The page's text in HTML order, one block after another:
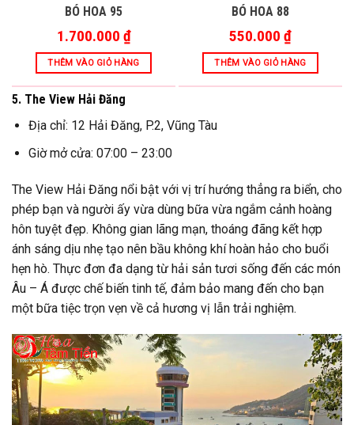
BÓ HOA 95
1.700.000 ₫
THÊM VÀO GIỎ HÀNG
BÓ HOA 88
550.000 ₫
THÊM VÀO GIỎ HÀNG
5. The View Hải Đăng
Địa chỉ: 12 Hải Đăng, P.2, Vũng Tàu
Giờ mở cửa: 07:00 – 23:00
The View Hải Đăng nổi bật với vị trí hướng thẳng ra biển, cho
phép bạn và người ấy vừa dùng bữa vừa ngắm cảnh hoàng
hôn tuyệt đẹp. Không gian lãng mạn, thoáng đãng kết hợp
ánh sáng dịu nhẹ tạo nên bầu không khí hoàn hảo cho buổi
hẹn hò. Thực đơn đa dạng từ hải sản tươi sống đến các món
Âu – Á được chế biến tinh tế, đảm bảo mang đến cho bạn
một bữa tiệc trọn vẹn về cả hương vị lẫn trải nghiệm.